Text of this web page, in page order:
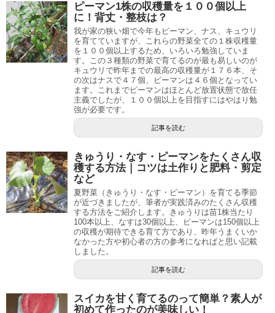
ピーマン1株の収穫量を１００個以上
に！背丈・整枝は？
我が家の狭い畑で今年もピーマン、ナス、キュウリ
を育てていますが、これらの野菜全ての１株収穫量
を１００個以上するため、いろいろ勉強していま
す。この３種類の野菜で育てるのが最も易しいのが
キュウリで昨年までの最高の収穫量が１７６本、そ
の次はナスで４７個、ピーマンは４６個となってい
ます。これまでピーマンはほとんど放置状態で放任
主義でしたが、１００個以上を目指すにはやはり勉
強が必要です。
記事を読む
きゅうり・なす・ピーマンをたくさん収
穫する方法｜コツは土作りと肥料・剪定
など
夏野菜（きゅうり・なす・ピーマン）を育てる季節
が近づきましたが、筆者が実践済みのたくさん収穫
する方法をご紹介します。きゅうりは苗1株当たり
100本以上、なすは30個以上、ピーマンは150個以上
の収穫が期待できる育て方であり、昨年うまくいか
なかった方や初心者の方の参考になればと思い記載
しました。
記事を読む
スイカを甘く育てるのって簡単？素人が
初めて作ったのが美味しい！